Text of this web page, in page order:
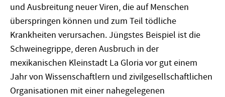
und Ausbreitung neuer Viren, die auf Menschen
überspringen können und zum Teil tödliche
Krankheiten verursachen. Jüngstes Beispiel ist die
Schweinegrippe, deren Ausbruch in der
mexikanischen Kleinstadt La Gloria vor gut einem
Jahr von Wissenschaftlern und zivilgesellschaftlichen
Organisationen mit einer nahegelegenen